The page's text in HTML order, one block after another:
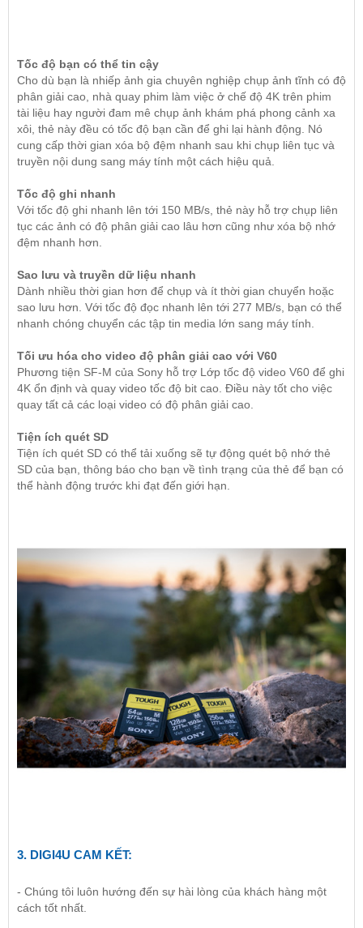
Tốc độ bạn có thể tin cậy
Cho dù bạn là nhiếp ảnh gia chuyên nghiệp chụp ảnh tĩnh có độ
phân giải cao, nhà quay phim làm việc ở chế độ 4K trên phim
tài liệu hay người đam mê chụp ảnh khám phá phong cảnh xa
xôi, thẻ này đều có tốc độ bạn cần để ghi lại hành động. Nó
cung cấp thời gian xóa bộ đệm nhanh sau khi chụp liên tục và
truyền nội dung sang máy tính một cách hiệu quả.
Tốc độ ghi nhanh
Với tốc độ ghi nhanh lên tới 150 MB/s, thẻ này hỗ trợ chụp liên
tục các ảnh có độ phân giải cao lâu hơn cũng như xóa bộ nhớ
đệm nhanh hơn.
Sao lưu và truyền dữ liệu nhanh
Dành nhiều thời gian hơn để chụp và ít thời gian chuyển hoặc
sao lưu hơn. Với tốc độ đọc nhanh lên tới 277 MB/s, bạn có thể
nhanh chóng chuyển các tập tin media lớn sang máy tính.
Tối ưu hóa cho video độ phân giải cao với V60
Phương tiện SF-M của Sony hỗ trợ Lớp tốc độ video V60 để ghi
4K ổn định và quay video tốc độ bit cao. Điều này tốt cho việc
quay tất cả các loại video có độ phân giải cao.
Tiện ích quét SD
Tiện ích quét SD có thể tải xuống sẽ tự động quét bộ nhớ thẻ
SD của bạn, thông báo cho bạn về tình trạng của thẻ để bạn có
thể hành động trước khi đạt đến giới hạn.
3. DIGI4U CAM KẾT:
- Chúng tôi luôn hướng đến sự hài lòng của khách hàng một
cách tốt nhất.